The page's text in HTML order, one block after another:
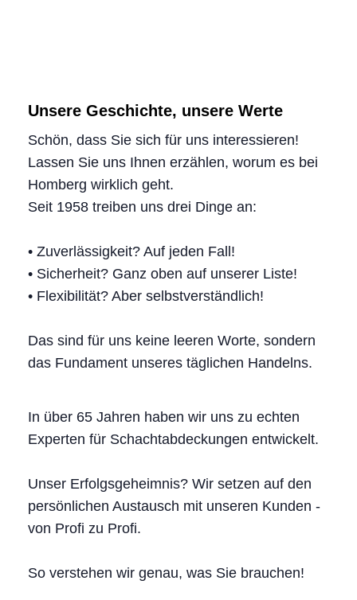
Unsere Geschichte, unsere Werte
Schön, dass Sie sich für uns interessieren!
Lassen Sie uns Ihnen erzählen, worum es bei
Homberg wirklich geht.
Seit 1958 treiben uns drei Dinge an:
• Zuverlässigkeit? Auf jeden Fall!
• Sicherheit? Ganz oben auf unserer Liste!
• Flexibilität? Aber selbstverständlich!
Das sind für uns keine leeren Worte, sondern
das Fundament unseres täglichen Handelns.
In über 65 Jahren haben wir uns zu echten
Experten für Schachtabdeckungen entwickelt.
Unser Erfolgsgeheimnis? Wir setzen auf den
persönlichen Austausch mit unseren Kunden -
von Profi zu Profi.
So verstehen wir genau, was Sie brauchen!